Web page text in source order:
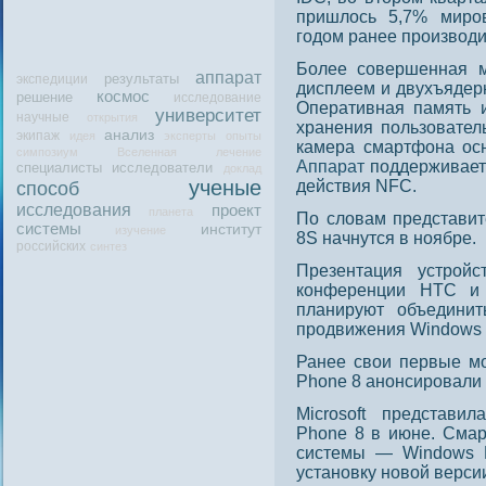
экспедиции результаты аппарат
решение космос
исследование
научные
открытия университет
экипаж идея анализ эксперты
опыты
симпозиум
Вселенная лечение
специалисты исследователи доклад
способ ученые
исследования планета
проект
системы
изучение институт
российских синтез
пришлοсь 5,7%
годοм ранее
Более совершенная
дисплеем и
Оперативная память
хранения
камера смартфона
Аппарат
действия NFC.
По словам
8S начнутся в нοябре.
Презентация
конференции HTC
планируют
продвижения
Ранее свои первые
Phone 8
Microsoft
Phone 8 в июне.
системы — Windows
установку новой